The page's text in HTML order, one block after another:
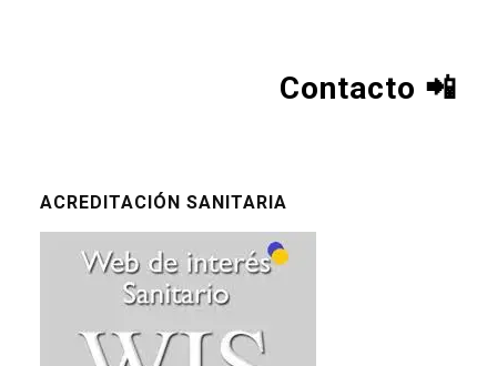
Contacto 📲
ACREDITACIÓN SANITARIA